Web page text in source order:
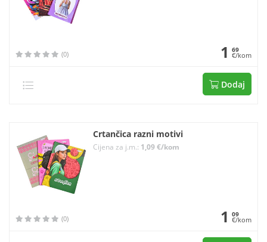
(0) 1 69
€/kom
Dodaj
Crtančica razni motivi
Cijena za j.m.: 1,09 €/kom
(0) 1 09
€/kom